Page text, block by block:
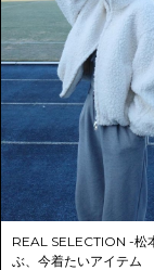
REAL SELECTION -松
ぶ、今着たいアイテム